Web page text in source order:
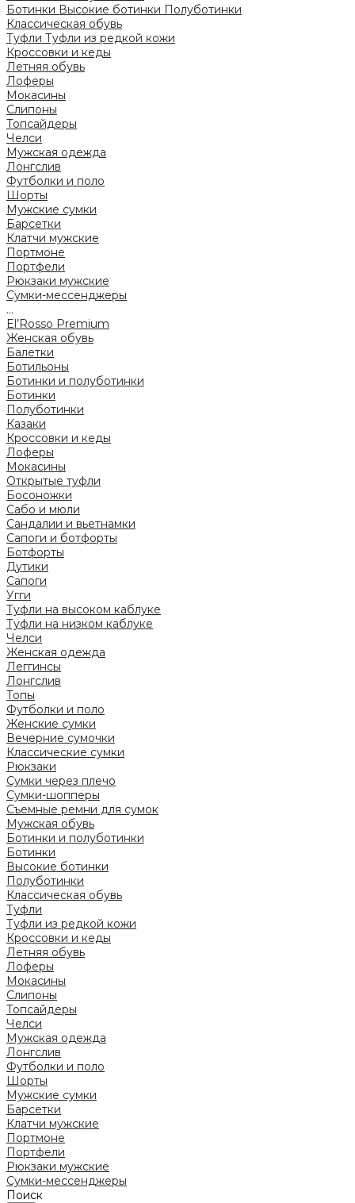
Ботинки Высокие ботинки Полуботинки
Классическая обувь
Туфли Туфли из редкой кожи
Кроссовки и кеды
Летняя обувь
Лоферы
Мокасины
Слипоны
Топсайдеры
Челси
Мужская одежда
Лонгслив
Футболки и поло
Шорты
Мужские сумки
Барсетки
Клатчи мужские
Портмоне
Портфели
Рюкзаки мужские
Сумки-мессенджеры
...
El’Rosso Premium
Женская обувь
Балетки
Ботильоны
Ботинки и полуботинки
Ботинки
Полуботинки
Казаки
Кроссовки и кеды
Лоферы
Мокасины
Открытые туфли
Босоножки
Сабо и мюли
Сандалии и вьетнамки
Сапоги и ботфорты
Ботфорты
Дутики
Сапоги
Угги
Туфли на высоком каблуке
Туфли на низком каблуке
Челси
Женская одежда
Леггинсы
Лонгслив
Топы
Футболки и поло
Женские сумки
Вечерние сумочки
Классические сумки
Рюкзаки
Сумки через плечо
Сумки-шопперы
Съемные ремни для сумок
Мужская обувь
Ботинки и полуботинки
Ботинки
Высокие ботинки
Полуботинки
Классическая обувь
Туфли
Туфли из редкой кожи
Кроссовки и кеды
Летняя обувь
Лоферы
Мокасины
Слипоны
Топсайдеры
Челси
Мужская одежда
Лонгслив
Футболки и поло
Шорты
Мужские сумки
Барсетки
Клатчи мужские
Портмоне
Портфели
Рюкзаки мужские
Сумки-мессенджеры
Поиск